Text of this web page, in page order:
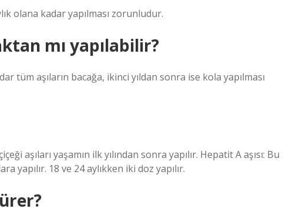
olana kadar yapılması zorunludur.
mı yapılabilir?
tüm aşıların bacağa, ikinci yıldan sonra ise kola yapılması
aşıları yaşamın ilk yılından sonra yapılır. Hepatit A aşısı: Bu
yapılır. 18 ve 24 aylıkken iki doz yapılır.